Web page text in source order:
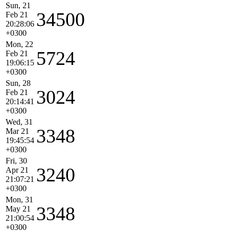
Sun, 21
Feb 21
20:28:06
+0300
34500
Mon, 22
Feb 21
19:06:15
+0300
5724
Sun, 28
Feb 21
20:14:41
+0300
3024
Wed, 31
Mar 21
19:45:54
+0300
3348
Fri, 30
Apr 21
21:07:21
+0300
3240
Mon, 31
May 21
21:00:54
+0300
3348